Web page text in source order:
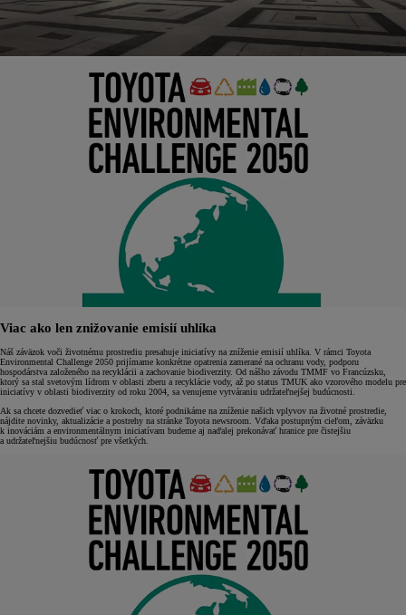
Viac ako len znižovanie emisií uhlíka
Náš záväzok voči životnému prostrediu presahuje iniciatívy na zníženie emisií uhlíka. V rámci Toyota
Environmental Challenge 2050 prijímame konkrétne opatrenia zamerané na ochranu vody, podporu
hospodárstva založeného na recyklácii a zachovanie biodiverzity. Od nášho závodu TMMF vo Francúzsku,
ktorý sa stal svetovým lídrom v oblasti zberu a recyklácie vody, až po status TMUK ako vzorového modelu pre
iniciatívy v oblasti biodiverzity od roku 2004, sa venujeme vytváraniu udržateľnejšej budúcnosti.
Ak sa chcete dozvedieť viac o krokoch, ktoré podnikáme na zníženie našich vplyvov na životné prostredie,
nájdite novinky, aktualizácie a postrehy na stránke Toyota newsroom. Vďaka postupným cieľom, záväzku
k inováciám a environmentálnym iniciatívam budeme aj naďalej prekonávať hranice pre čistejšiu
a udržateľnejšiu budúcnosť pre všetkých.